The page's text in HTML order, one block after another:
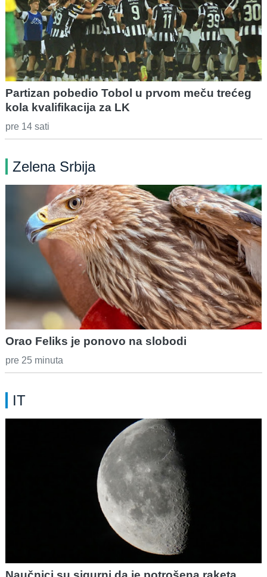
Partizan pobedio Tobol u prvom meču trećeg
kola kvalifikacija za LK
pre 14 sati
Zelena Srbija
Orao Feliks je ponovo na slobodi
pre 25 minuta
IT